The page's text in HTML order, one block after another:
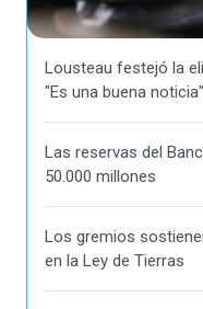
Lousteau festejó la
"Es una buena noticia"
Las reservas del
50.000 millones
Los gremios
en la Ley de Tierras